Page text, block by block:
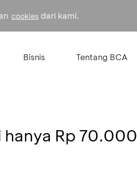
cookies dari kami.
Bisnis Tentang BCA
Rp 70.000